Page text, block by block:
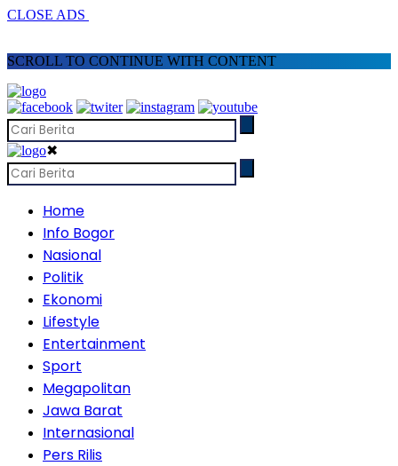
CLOSE ADS
SCROLL TO CONTINUE WITH CONTENT
✖
Home
Info Bogor
Nasional
Politik
Ekonomi
Lifestyle
Entertainment
Sport
Megapolitan
Jawa Barat
Internasional
Pers Rilis